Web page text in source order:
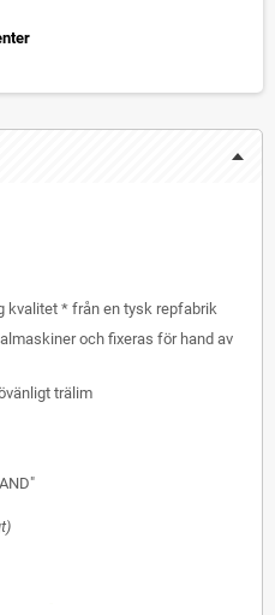
kvalitet * från en tysk repfabrik
och fixeras för hand av
trälim